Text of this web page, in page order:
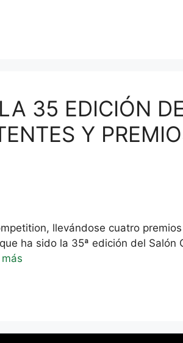
35 EDICIÓN
Y
llevándose cuatro
ha sido la 35ª edición del Salón